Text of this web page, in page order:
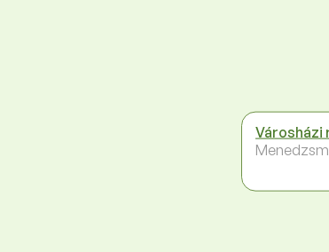
Városházi